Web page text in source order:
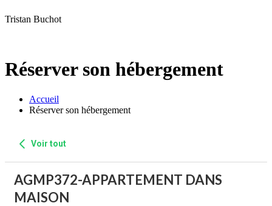
Tristan Buchot
Réserver son hébergement
Accueil
Réserver son hébergement
Voir tout
AGMP372-APPARTEMENT DANS
MAISON